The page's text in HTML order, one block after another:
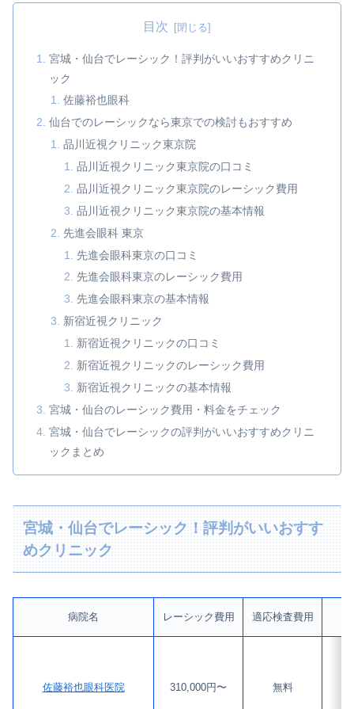
目次
宮城・仙台でレーシック！評判がいいおすすめクリニ
ック
佐藤裕也眼科
仙台でのレーシックなら東京での検討もおすすめ
品川近視クリニック東京院
品川近視クリニック東京院の口コミ
品川近視クリニック東京院のレーシック費用
品川近視クリニック東京院の基本情報
先進会眼科 東京
先進会眼科東京の口コミ
先進会眼科東京のレーシック費用
先進会眼科東京の基本情報
新宿近視クリニック
新宿近視クリニックの口コミ
新宿近視クリニックのレーシック費用
新宿近視クリニックの基本情報
宮城・仙台のレーシック費用・料金をチェック
宮城・仙台でレーシックの評判がいいおすすめクリニ
ックまとめ
宮城・仙台でレーシック！評判がいいおすす
めクリニック
病院名 レーシック費用 適応検査費用
佐藤裕也眼科医院 310,000円〜 無料